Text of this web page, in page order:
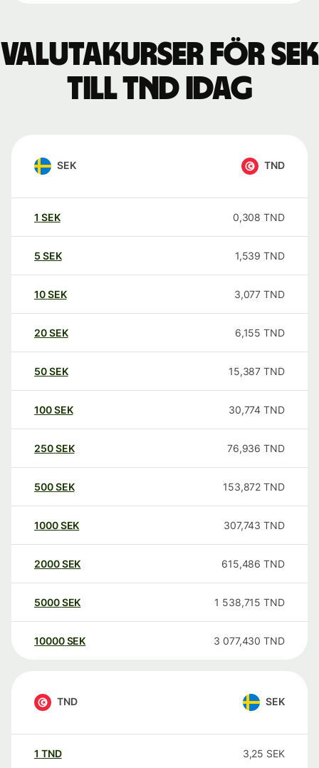
Valutakurser för SEK
till TND idag
SEK TND
1 SEK 0,308 TND
5 SEK 1,539 TND
10SEK 3,077 TND
20SEK 6,155 TND
50SEK 15,387 TND
100SEK 30,774 TND
250SEK 76,936 TND
500SEK 153,872 TND
1000SEK 307,743 TND
2000SEK 615,486 TND
5000SEK 1 538,715 TND
10000 SEK 3 077,430 TND
TND SEK
1 TND 3,25 SEK